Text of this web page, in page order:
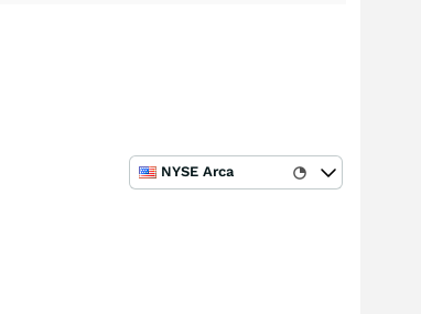
NYSE Arca